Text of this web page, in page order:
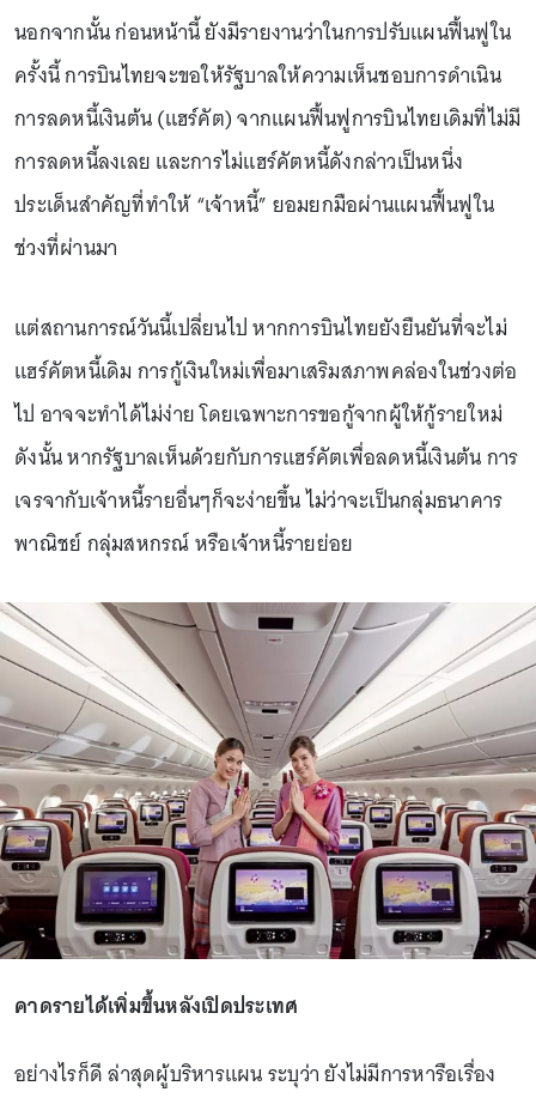
นอกจากนั้น ก่อนหน้านี้ ยังมีรายงานว่าในการปรับแผนฟื้นฟูใน
ครั้งนี้ การบินไทยจะขอให้รัฐบาลให้ความเห็นชอบการดำเนิน
การลดหนี้เงินต้น (แฮร์คัต) จากแผนฟื้นฟูการบินไทยเดิมที่ไม่มี
การลดหนี้ลงเลย และการไม่แฮร์คัตหนี้ดังกล่าวเป็นหนึ่ง
ประเด็นสำคัญที่ทำให้ “เจ้าหนี้” ยอมยกมือผ่านแผนฟื้นฟูใน
ช่วงที่ผ่านมา
แต่สถานการณ์วันนี้เปลี่ยนไป หากการบินไทยยังยืนยันที่จะไม่
แฮร์คัตหนี้เดิม การกู้เงินใหม่เพื่อมาเสริมสภาพคล่องในช่วงต่อ
ไป อาจจะทำได้ไม่ง่าย โดยเฉพาะการขอกู้จากผู้ให้กู้รายใหม่
ดังนั้น หากรัฐบาลเห็นด้วยกับการแฮร์คัตเพื่อลดหนี้เงินต้น การ
เจรจากับเจ้าหนี้รายอื่นๆก็จะง่ายขึ้น ไม่ว่าจะเป็นกลุ่มธนาคาร
พาณิชย์ กลุ่มสหกรณ์ หรือเจ้าหนี้รายย่อย
คาดรายได้เพิ่มขึ้นหลังเปิดประเทศ
อย่างไรก็ดี ล่าสุดผู้บริหารแผน ระบุว่า ยังไม่มีการหารือเรื่อง